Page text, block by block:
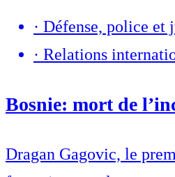
· Défense, police et
· Relations
Bosnie: mort de
Dragan Gagovic, le